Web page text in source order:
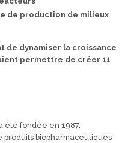
de production de milieux
de dynamiser la croissance
permettre de créer 11
été fondée en 1987.
produits biopharmaceutiques